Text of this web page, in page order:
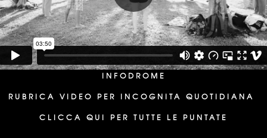
INFODROME
RUBRICA VIDEO PER INCOGNITA QUOTIDIANA
CLICCA QUI PER TUTTE LE PUNTATE